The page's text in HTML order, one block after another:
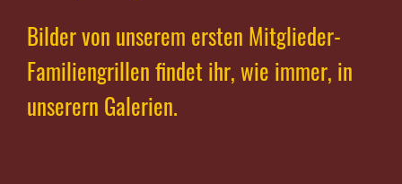
Bilder von unserem ersten Mitglieder-
Familiengrillen findet ihr, wie immer, in
unserern Galerien.